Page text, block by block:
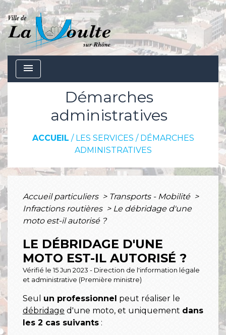
menu
Démarches
administratives
ACCUEIL / LES SERVICES / DÉMARCHES
ADMINISTRATIVES
Accueil particuliers > Transports - Mobilité >
Infractions routières > Le débridage d'une
moto est-il autorisé ?
LE DÉBRIDAGE D'UNE
MOTO EST-IL AUTORISÉ ?
Vérifié le 15 Jun 2023 - Direction de l'information légale
et administrative (Première ministre)
Seul un professionnel peut réaliser le
débridage d'une moto, et uniquement dans
les 2 cas suivants :